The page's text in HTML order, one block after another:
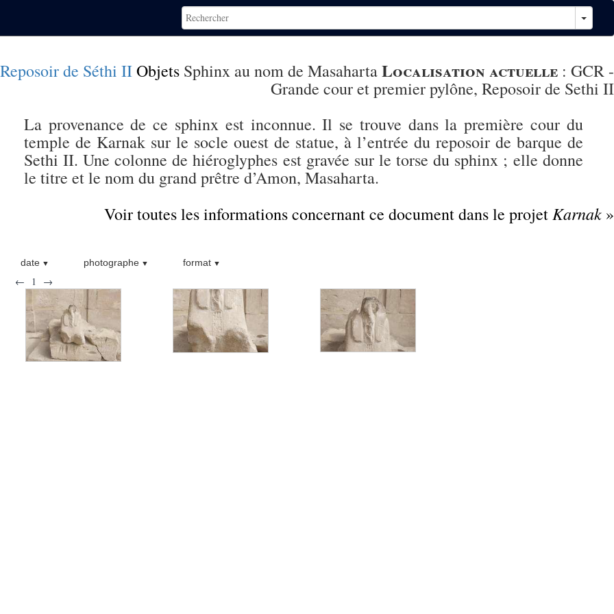
Reposoir de Séthi IIObjets Sphinx au nom de MasahartaLocalisation actuelle : GCR -
Grande cour et premier pylône, Reposoir de Sethi II
La provenance de ce sphinx est inconnue. Il se trouve dans la première cour du
temple de Karnak sur le socle ouest de statue, à l’entrée du reposoir de barque de
Sethi II. Une colonne de hiéroglyphes est gravée sur le torse du sphinx ; elle donne
le titre et le nom du grand prêtre d’Amon, Masaharta.
Voir toutes les informations concernant ce document dans le projet Karnak »
date photographe format
← 1 →